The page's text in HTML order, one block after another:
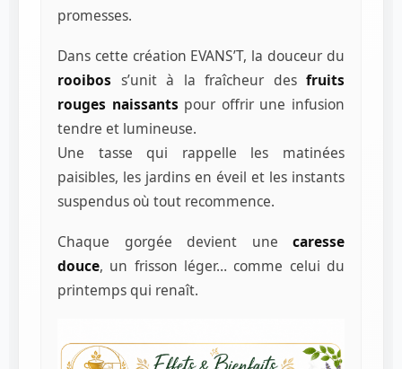
promesses.
Dans cette création EVANS’T, la douceur du
rooibos s’unit à la fraîcheur des fruits
rouges naissants pour offrir une infusion
tendre et lumineuse.
Une tasse qui rappelle les matinées
paisibles, les jardins en éveil et les instants
suspendus où tout recommence.
Chaque gorgée devient une caresse
douce, un frisson léger… comme celui du
printemps qui renaît.